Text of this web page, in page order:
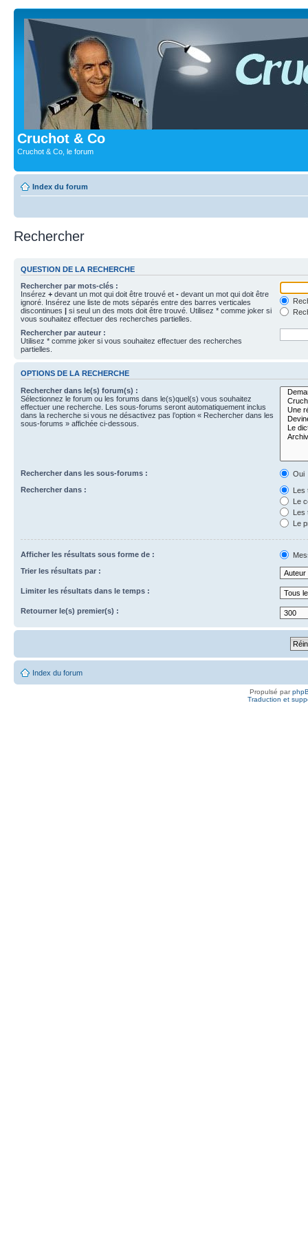
Cruchot & Co
Cruchot & Co, le forum
Index du forum
Rechercher
QUESTION DE LA RECHERCHE
Rechercher par mots-clés :
Insérez + devant un mot qui doit être trouvé et - devant un mot qui doit être
ignoré. Insérez une liste de mots séparés entre des barres verticales
discontinues | si seul un des mots doit être trouvé. Utilisez * comme joker si
vous souhaitez effectuer des recherches partielles.
Rechercher par auteur :
Utilisez * comme joker si vous souhaitez effectuer des recherches
partielles.
OPTIONS DE LA RECHERCHE
Rechercher dans le(s) forum(s) :
Sélectionnez le forum ou les forums dans le(s)quel(s) vous souhaitez
effectuer une recherche. Les sous-forums seront automatiquement inclus
dans la recherche si vous ne désactivez pas l’option « Rechercher dans les
sous-forums » affichée ci-dessous.
Rechercher dans les sous-forums :
Oui
Rechercher dans :
Les
Le
Les
Le
Afficher les résultats sous forme de :
Trier les résultats par :
Limiter les résultats dans le temps :
Retourner le(s) premier(s) :
Index du forum
Propulsé par
Traduction et